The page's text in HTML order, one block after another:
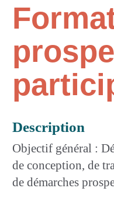
Description
Objectif général :
de conception, de
de démarches